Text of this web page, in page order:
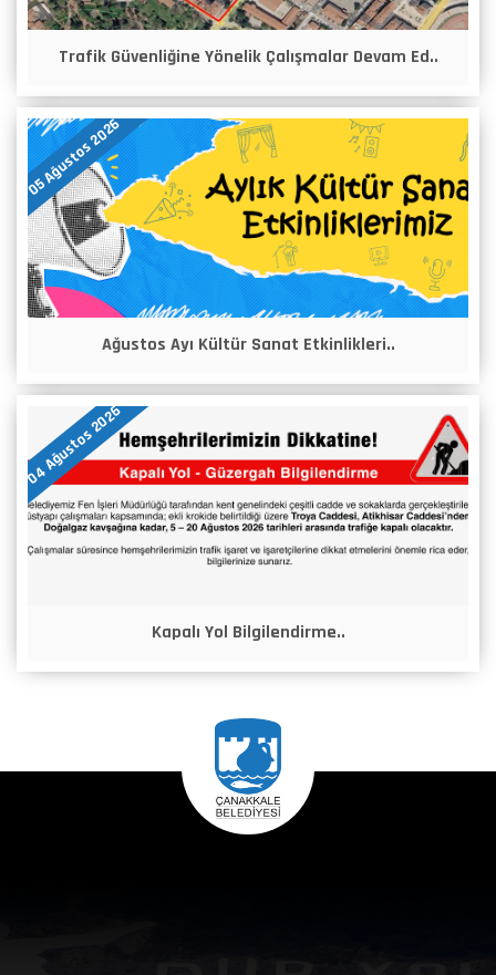
Trafik Güvenliğine Yönelik Çalışmalar Devam Ed..
05 Ağustos 2026
Ağustos Ayı Kültür Sanat Etkinlikleri..
04 Ağustos 2026
Kapalı Yol Bilgilendirme..